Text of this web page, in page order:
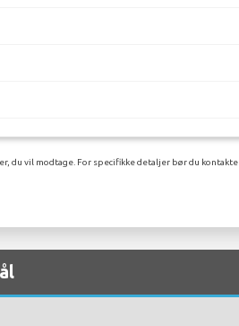
du vil modtage. For specifikke detaljer bør du kontakte